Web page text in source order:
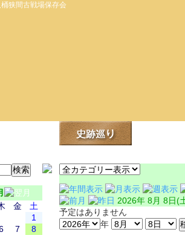
狭間古戦場保存会
金
土
1
7
8
2026年 8月 8日(
予定はありません
年